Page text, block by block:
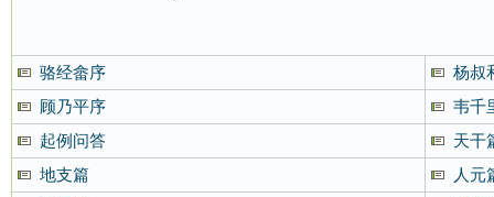
骆经畲序
杨叔
顾乃平序
韦千
起例问答
天干
地支篇
人元